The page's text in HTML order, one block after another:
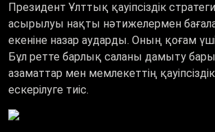
Президент Ұлттық қауіпсіздік
асырылуы нақты нәтижелермен
екеніне назар аударды. Оның қоғам
Бұл ретте барлық саланы дамыту
азаматтар мен мемлекеттің
ескерілуге тиіс.